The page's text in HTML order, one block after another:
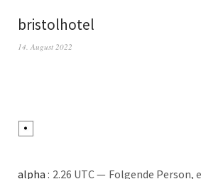
bristolhotel
14. August 2022
alpha : 2.26 UTC — Fol­gen­de